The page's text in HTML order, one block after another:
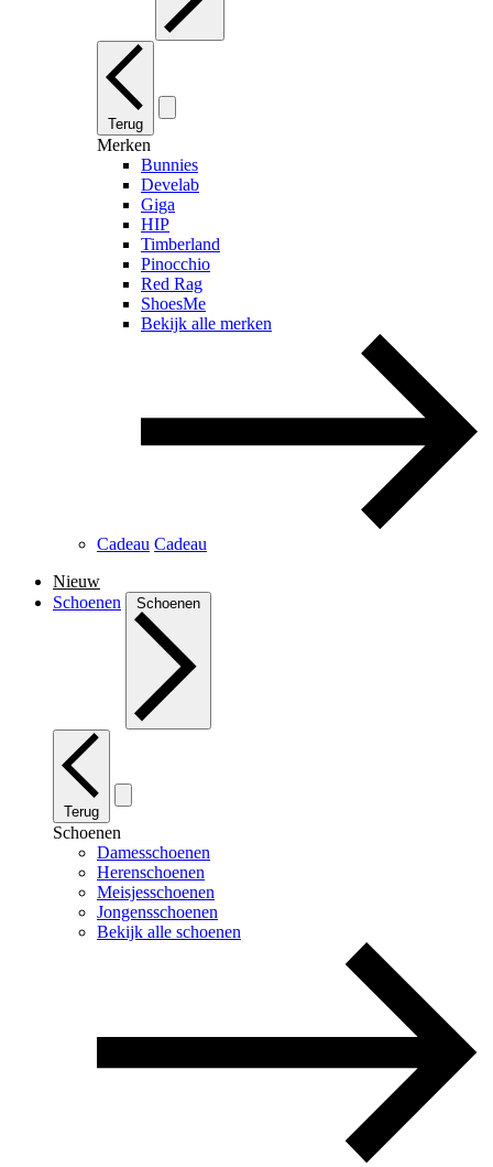
Terug
Merken
Bunnies
Develab
Giga
HIP
Timberland
Pinocchio
Red Rag
ShoesMe
Bekijk alle merken
Cadeau Cadeau
Nieuw
Schoenen
Schoenen
Terug
Schoenen
Damesschoenen
Herenschoenen
Meisjesschoenen
Jongensschoenen
Bekijk alle schoenen